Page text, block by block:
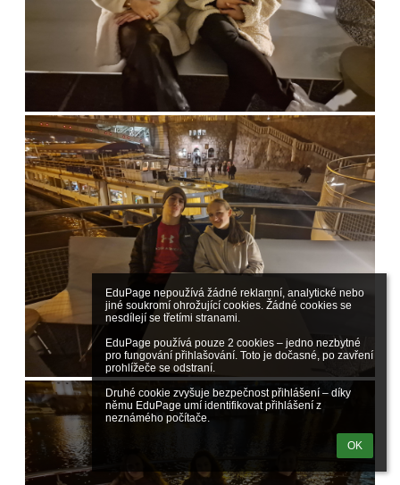
EduPage nepoužívá žádné reklamní, analytické nebo
jiné soukromí ohrožující cookies. Žádné cookies se
nesdílejí se třetími stranami.
EduPage používá pouze 2 cookies – jedno nezbytné
pro fungování přihlašování. Toto je dočasné, po zavření
prohlížeče se odstraní.
Druhé cookie zvyšuje bezpečnost přihlášení – díky
němu EduPage umí identifikovat přihlášení z
neznámého počítače.
OK